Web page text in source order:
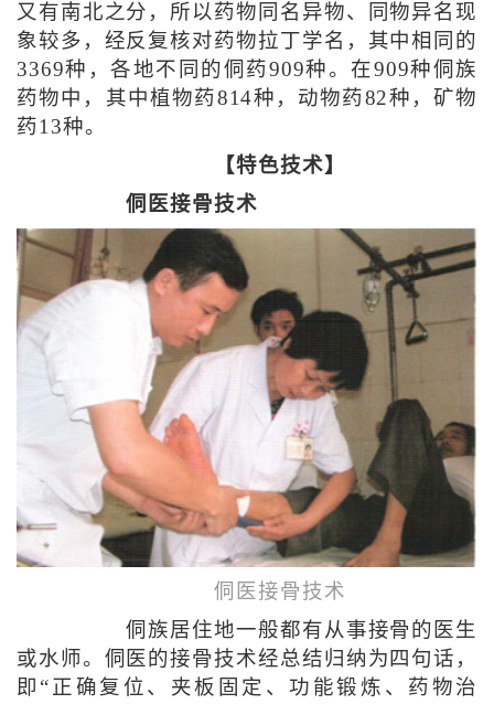
又有南北之分，所以药物同名异物、同物异名现
象较多，经反复核对药物拉丁学名，其中相同的
3369种，各地不同的侗药909种。在909种侗族
药物中，其中植物药814种，动物药82种，矿物
药13种。
【特色技术】
侗医接骨技术
侗医接骨技术
侗族居住地一般都有从事接骨的医生
或水师。侗医的接骨技术经总结归纳为四句话，
即“正确复位、夹板固定、功能锻炼、药物治